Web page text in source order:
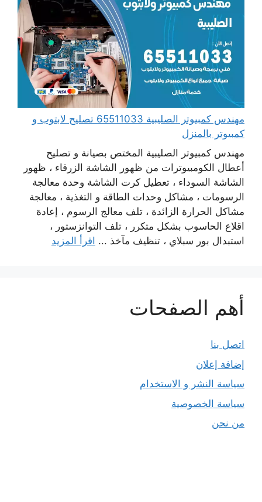
مهندس كمبيوتر الصليبية 65511033 تصليح لابتوب و
كمبيوتر بالمنزل
مهندس كمبيوتر الصليبية المختص بصيانة و تصليح
أعطال الكومبيوترات من ظهور الشاشة الزرقاء ، ظهور
الشاشة السوداء ، تعطيل كرت الشاشة وحدة معالجة
الرسومات ، مشاكل وحدات الطاقة و التغذية ، معالجة
مشاكل الحرارة الزائدة ، تلف معالج الرسوم ، إعادة
اقلاع الحاسوب بشكل متكرر ، تلف التوانزستور ،
استبدال بور سبلاي ، تنظيف مآخذ ... اقرأ المزيد
أهم الصفحات
اتصل بنا
إضافة إعلان
سياسة النشر و الاستخدام
سياسة الخصوصية
من نحن